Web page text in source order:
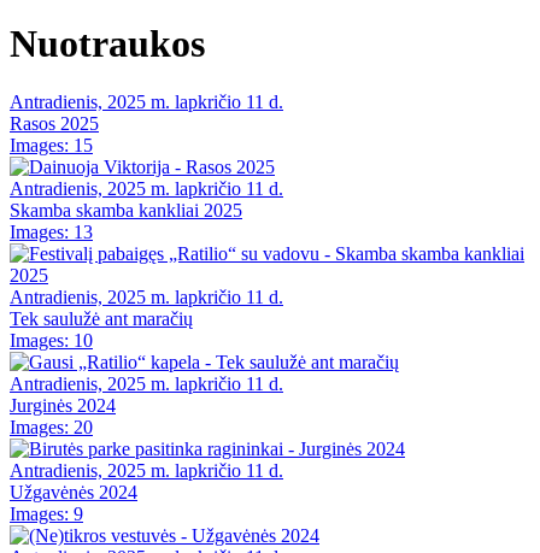
Nuotraukos
Antradienis, 2025 m. lapkričio 11 d.
Rasos 2025
Images: 15
Antradienis, 2025 m. lapkričio 11 d.
Skamba skamba kankliai 2025
Images: 13
Antradienis, 2025 m. lapkričio 11 d.
Tek saulužė ant maračių
Images: 10
Antradienis, 2025 m. lapkričio 11 d.
Jurginės 2024
Images: 20
Antradienis, 2025 m. lapkričio 11 d.
Užgavėnės 2024
Images: 9